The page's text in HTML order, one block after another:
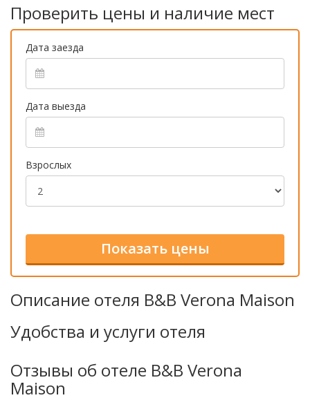
Проверить цены и наличие мест
Дата заезда
Дата выезда
Взрослых
Описание отеля B&B Verona Maison
Удобства и услуги отеля
Отзывы об отеле B&B Verona
Maison